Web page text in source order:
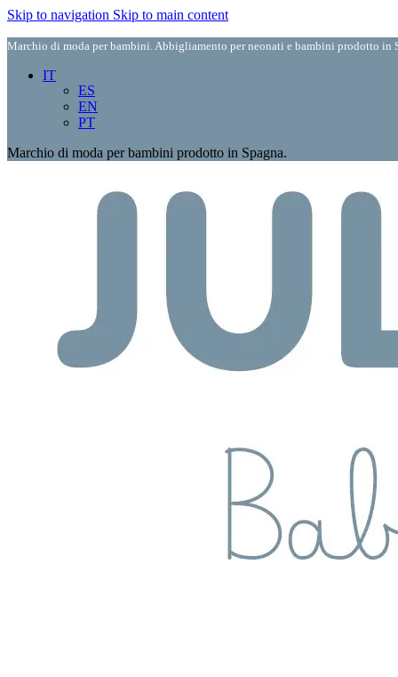
Skip to navigation Skip to main content
Marchio di moda per bambini. Abbigliamento per neonati e bambini prodotto in
IT
ES
EN
PT
Marchio di moda per bambini prodotto in Spagna.